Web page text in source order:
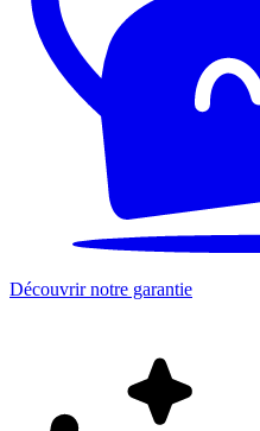
Découvrir notre garantie